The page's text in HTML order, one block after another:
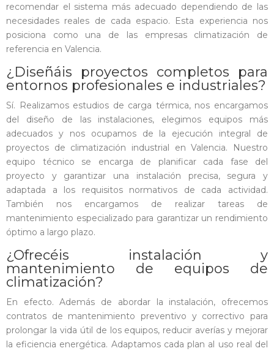
recomendar el sistema más adecuado dependiendo de las
necesidades reales de cada espacio. Esta experiencia nos
posiciona como una de las empresas climatización de
referencia en Valencia.
¿Diseñáis proyectos completos para
entornos profesionales e industriales?
Sí. Realizamos estudios de carga térmica, nos encargamos
del diseño de las instalaciones, elegimos equipos más
adecuados y nos ocupamos de la ejecución integral de
proyectos de climatización industrial en Valencia. Nuestro
equipo técnico se encarga de planificar cada fase del
proyecto y garantizar una instalación precisa, segura y
adaptada a los requisitos normativos de cada actividad.
También nos encargamos de realizar tareas de
mantenimiento especializado para garantizar un rendimiento
óptimo a largo plazo.
¿Ofrecéis instalación y
mantenimiento de equipos de
climatización?
En efecto. Además de abordar la instalación, ofrecemos
contratos de mantenimiento preventivo y correctivo para
prolongar la vida útil de los equipos, reducir averías y mejorar
la eficiencia energética. Adaptamos cada plan al uso real del